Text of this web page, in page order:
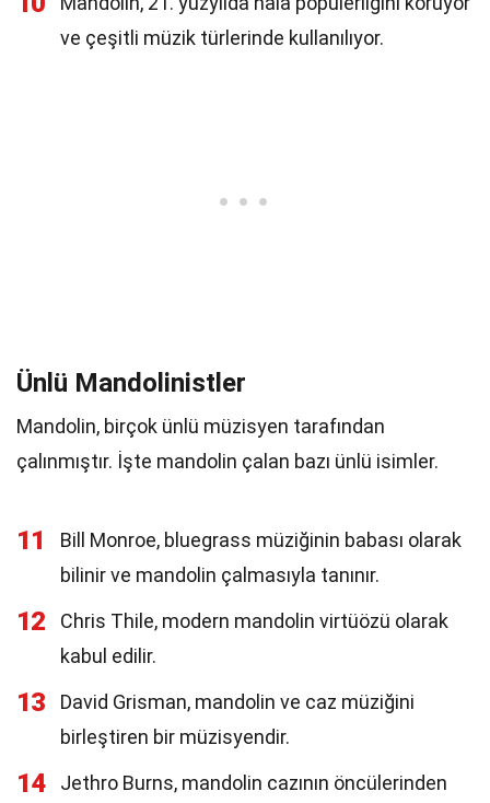
ve çeşitli müzik türlerinde kullanılıyor.
Ünlü Mandolinistler
Mandolin, birçok ünlü müzisyen tarafından
çalınmıştır. İşte mandolin çalan bazı ünlü isimler.
11
Bill Monroe, bluegrass müziğinin babası olarak
bilinir ve mandolin çalmasıyla tanınır.
12
Chris Thile, modern mandolin virtüözü olarak
kabul edilir.
13
David Grisman, mandolin ve caz müziğini
birleştiren bir müzisyendir.
14
Jethro Burns, mandolin cazının öncülerinden